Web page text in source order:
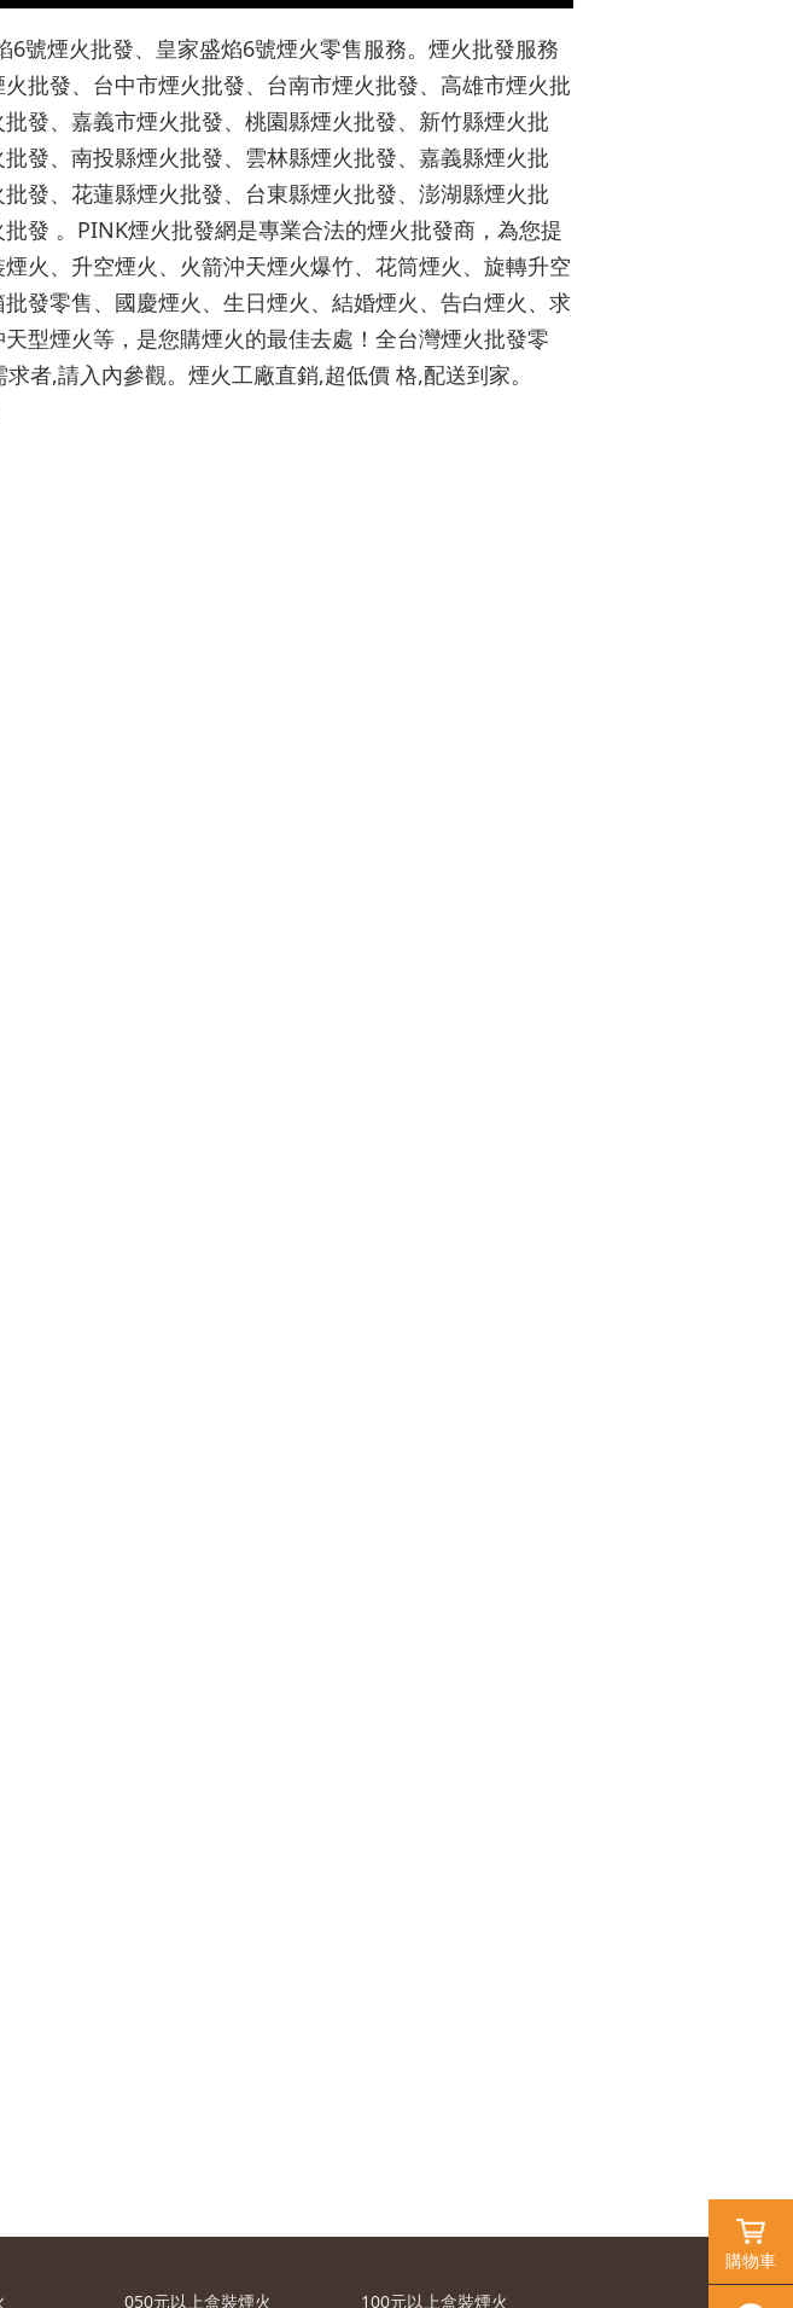
6號煙火批發、皇家盛焰6號煙火零售服務。煙火批發服務
批發、台中市煙火批發、台南市煙火批發、高雄市煙火批
發、嘉義市煙火批發、桃園縣煙火批發、新竹縣煙火批
發、南投縣煙火批發、雲林縣煙火批發、嘉義縣煙火批
發、花蓮縣煙火批發、台東縣煙火批發、澎湖縣煙火批
發 。PINK煙火批發網是專業合法的煙火批發商，為您提
火、升空煙火、火箭沖天煙火爆竹、花筒煙火、旋轉升空
發零售、國慶煙火、生日煙火、結婚煙火、告白煙火、求
型煙火等，是您購煙火的最佳去處！全台灣煙火批發零
者,請入內參觀。煙火工廠直銷,超低價 格,配送到家。
050元以上盒裝煙火 100元以上盒裝煙火
購物車